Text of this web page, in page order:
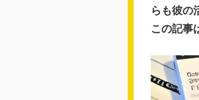
らも彼の
この記事